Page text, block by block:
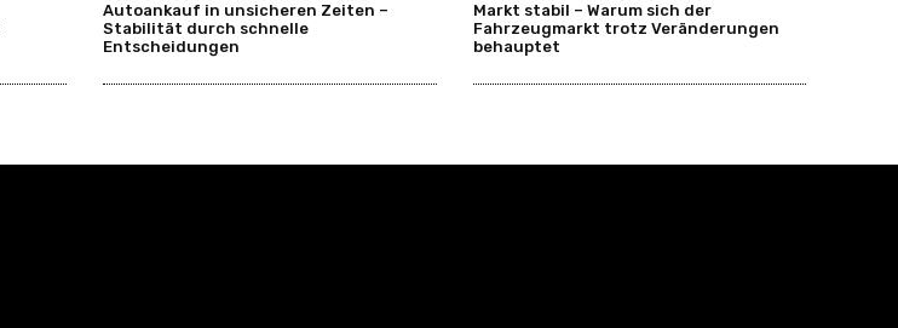
Autoankauf in unsicheren Zeiten –
Stabilität durch schnelle
Entscheidungen
Markt stabil – Warum sich der
Fahrzeugmarkt trotz Veränderungen
behauptet